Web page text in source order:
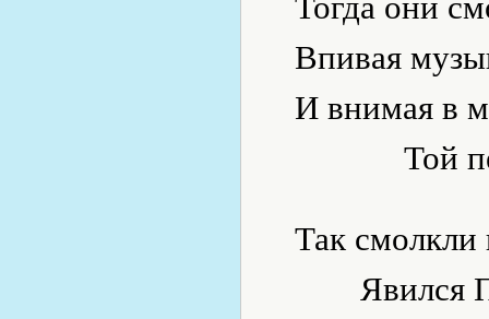
Впивая
И внимая в
Той
Так смолкли
Явился